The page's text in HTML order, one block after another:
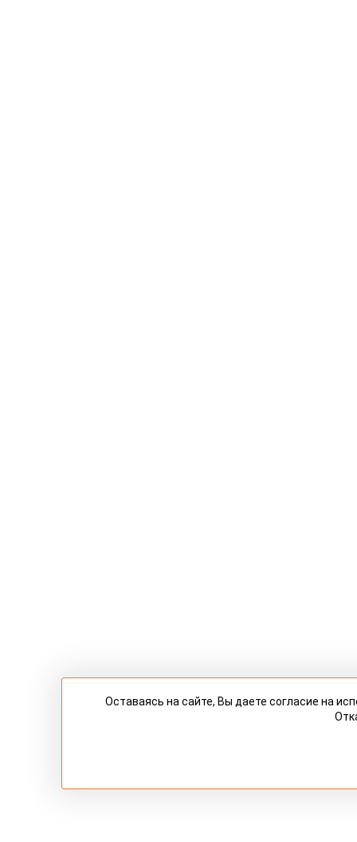
Оставаясь на сайте, Вы даете согласие на